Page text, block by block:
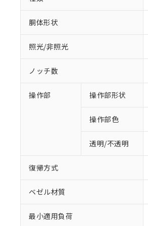
胴体形状
照光/非照光
ノッチ数
操作部 操作部形状
操作部色
透明/不透明
復帰方式
ベゼル材質
最小適用負荷